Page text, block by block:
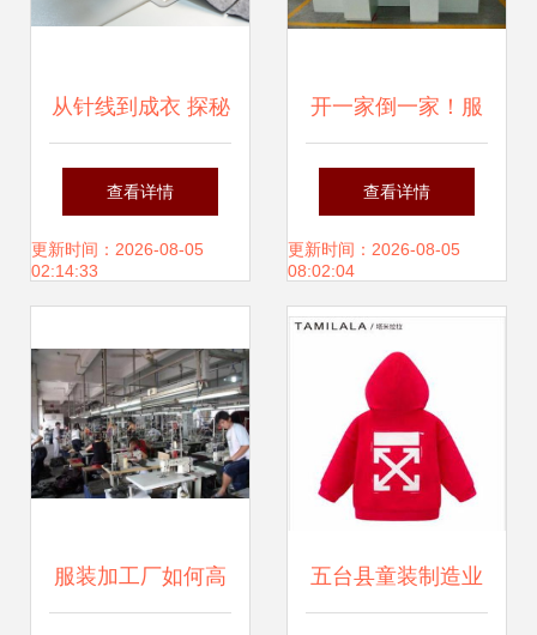
从针线到成衣 探秘
服装制造中的核心
缝制工艺
查看详情
更新时间：2026-08-05
02:14:33
开一家倒一家！服
装制造为何陷入寒
冬？
查看详情
更新时间：2026-08-05
08:02:04
服装加工厂如何高 五台县童装制造业